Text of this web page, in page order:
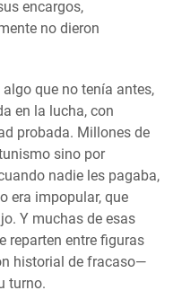
encargos,
no dieron
que no tenía antes,
en la lucha, con
probada. Millones de
sino por
nadie les pagaba,
era impopular, que
Y muchas de esas
reparten entre figuras
historial de fracaso—
turno.